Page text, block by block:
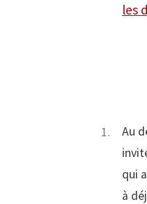
les
Au
qui
à